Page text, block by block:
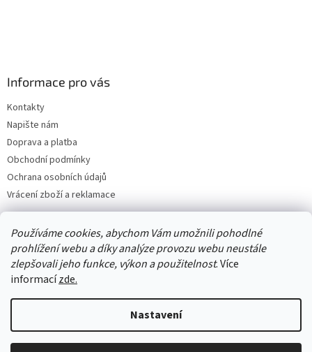
Používáme cookies, abychom Vám umožnili pohodlné
prohlížení webu a díky analýze provozu webu neustále
zlepšovali jeho funkce, výkon a použitelnost. Více
informacízde.
Nastavení
Informace pro vás
Kontakty
Napište nám
Doprava a platba
Obchodní podmínky
Ochrana osobních údajů
Vrácení zboží a reklamace
Vytvořil Shoptet